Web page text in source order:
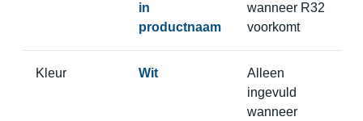
in
productnaam
wanneer R32
voorkomt
Kleur Wit
Alleen
ingevuld
wanneer